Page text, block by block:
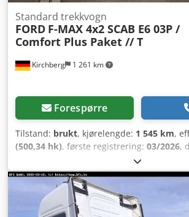
Kirchberg 1 261 km
Standard trekkvogn
FORD F-MAX 4x2 SCAB E6 03P /
Comfort Plus Paket // T
Forespørre
Tilstand: brukt, kjørelengde: 1 545 km,
(500,34 hk), første registrering: 03/2026,
,
girtype:automatisk, utslippsklasse:Euro
aircondition, elektronisk
parkeringsvarmer,